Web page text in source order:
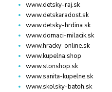
www.detsky-raj.sk
www.detskaradost.sk
www.detsky-hrdina.sk
www.domaci-milacik.sk
www.hracky-online.sk
www.kupelna.shop
www.stonshop.sk
www.sanita-kupelne.sk
www.skolsky-batoh.sk